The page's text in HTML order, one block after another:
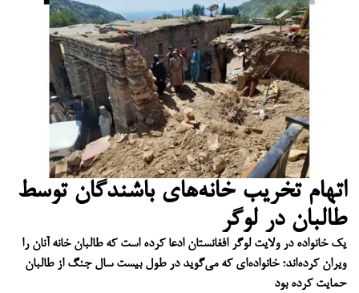
اتهام تخریب خانه‌های باشندگان توسط
طالبان در لوگر
یک خانواده در ولایت لوگر افغانستان ادعا کرده است که طالبان خانه آنان را
ویران کرده‌اند؛ خانواده‌ای که می‌گوید در طول بیست سال جنگ از طالبان
حمایت کرده بود